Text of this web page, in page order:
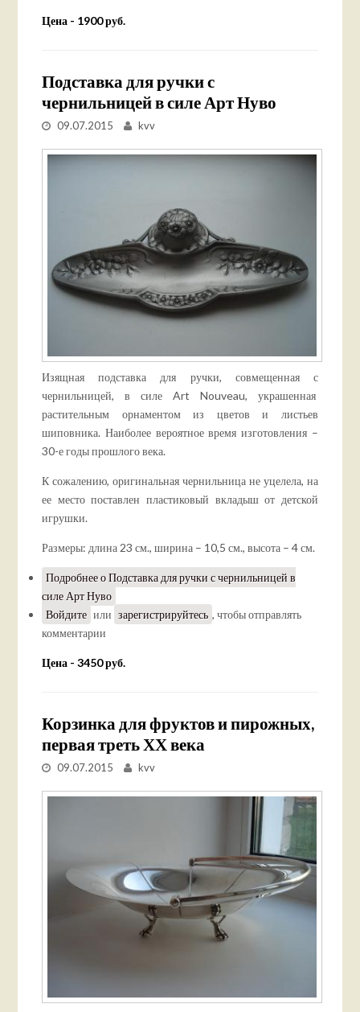
Цена - 1900 руб.
Подставка для ручки с
чернильницей в силе Арт Нуво
09.07.2015 kvv
Изящная подставка для ручки, совмещенная с
чернильницей, в силе Art Nouveau, украшенная
растительным орнаментом из цветов и листьев
шиповника. Наиболее вероятное время изготовления –
30-е годы прошлого века.
К сожалению, оригинальная чернильница не уцелела, на
ее место поставлен пластиковый вкладыш от детской
игрушки.
Размеры: длина 23 см., ширина – 10,5 см., высота – 4 см.
Подробнеео Подставка для ручки с чернильницей в
силе Арт Нуво
Войдите или зарегистрируйтесь , чтобы отправлять
комментарии
Цена - 3450 руб.
Корзинка для фруктов и пирожных,
первая треть ХХ века
09.07.2015 kvv